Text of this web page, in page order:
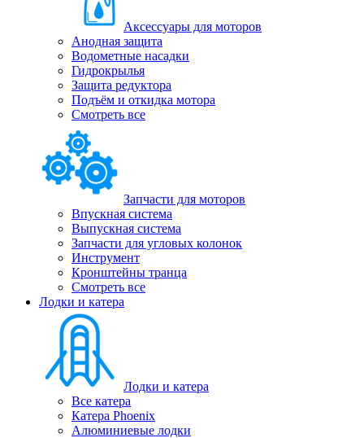
Аксессуары для моторов
Анодная защита
Водометные насадки
Гидрокрылья
Защита редуктора
Подъём и откидка мотора
Смотреть все
Запчасти для моторов
Впускная система
Выпускная система
Запчасти для угловых колонок
Инструмент
Кронштейны транца
Смотреть все
Лодки и катера
Лодки и катера
Все катера
Катера Phoenix
Алюминиевые лодки